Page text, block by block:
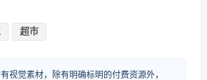
超市
视觉素材，除有明确标明的付费资源外，